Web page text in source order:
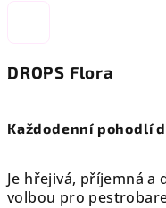
DROPS Flora
Každodenní pohodlí
Je hřejivá, příjemná
volbou pro